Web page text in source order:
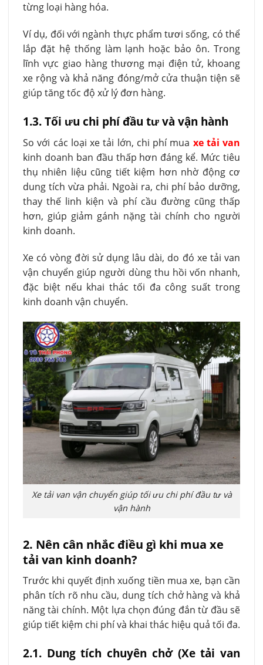
từng loại hàng hóa.
Ví dụ, đối với ngành thực phẩm tươi sống, có thể
lắp đặt hệ thống làm lạnh hoặc bảo ôn. Trong
lĩnh vực giao hàng thương mại điện tử, khoang
xe rộng và khả năng đóng/mở cửa thuận tiện sẽ
giúp tăng tốc độ xử lý đơn hàng.
1.3. Tối ưu chi phí đầu tư và vận hành
So với các loại xe tải lớn, chi phí mua xe tải van
kinh doanh ban đầu thấp hơn đáng kể. Mức tiêu
thụ nhiên liệu cũng tiết kiệm hơn nhờ động cơ
dung tích vừa phải. Ngoài ra, chi phí bảo dưỡng,
thay thế linh kiện và phí cầu đường cũng thấp
hơn, giúp giảm gánh nặng tài chính cho người
kinh doanh.
Xe có vòng đời sử dụng lâu dài, do đó xe tải van
vận chuyển giúp người dùng thu hồi vốn nhanh,
đặc biệt nếu khai thác tối đa công suất trong
kinh doanh vận chuyển.
Xe tải van vận chuyển giúp tối ưu chi phí đầu tư và
vận hành
2. Nên cân nhắc điều gì khi mua xe
tải van kinh doanh?
Trước khi quyết định xuống tiền mua xe, bạn cần
phân tích rõ nhu cầu, dung tích chở hàng và khả
năng tài chính. Một lựa chọn đúng đắn từ đầu sẽ
giúp tiết kiệm chi phí và khai thác hiệu quả tối đa.
2.1. Dung tích chuyên chở (Xe tải van